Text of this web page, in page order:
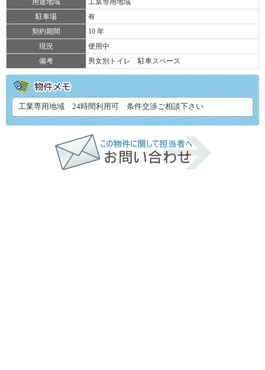
駐車場
有
契約期間
10 年
現況
使用中
備考
男女別トイレ 駐車スペース
工業専用地域 24時間利用可 条件交渉ご相談下さい